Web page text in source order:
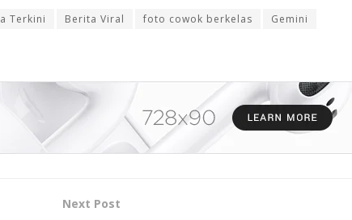
Terkini Berita Viral foto cowok berkelas
Gemini
Next Post